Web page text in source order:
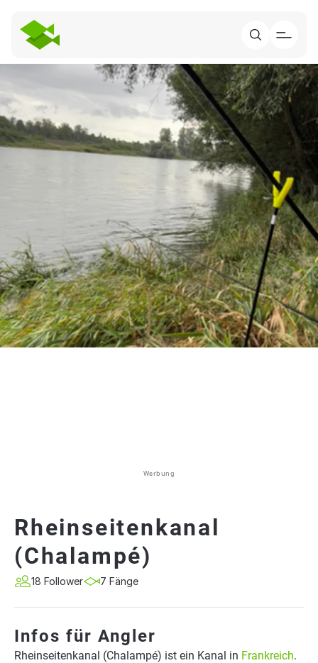
Werbung
Rheinseitenkanal
(Chalampé)
18 Follower 7 Fänge
Infos für Angler
Rheinseitenkanal (Chalampé) ist ein Kanal in Frankreich.